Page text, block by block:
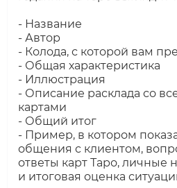
- Название
- Автор
- Колода, с которой вам
- Общая характеристика
- Иллюстрация
- Описание расклада со
картами
- Общий итог
- Пример, в котором
общения с клиентом,
ответы карт Таро, личные
и итоговая оценка